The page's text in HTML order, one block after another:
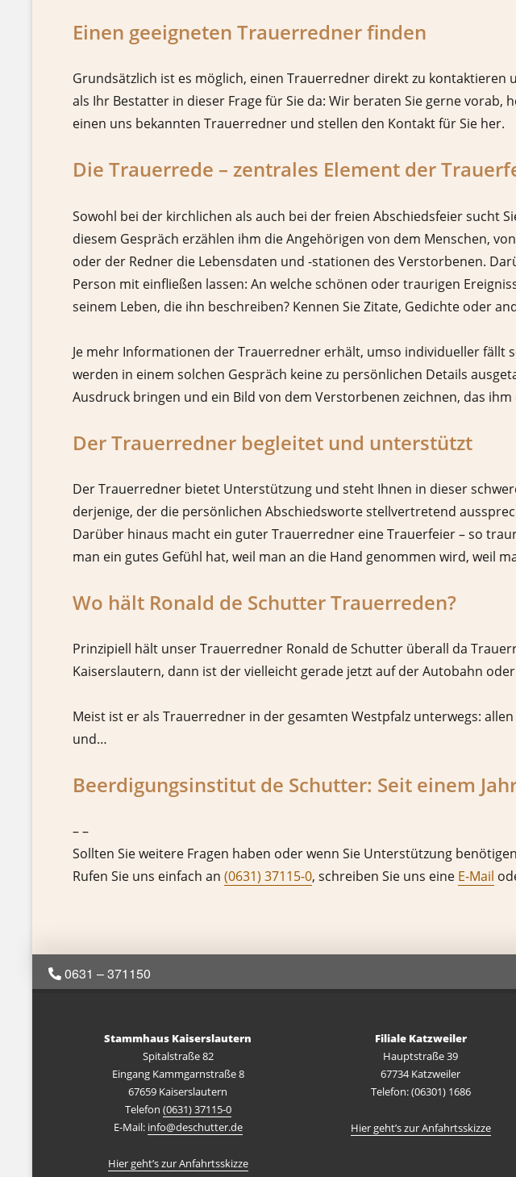
Einen geeigneten Trauerredner finden
Grundsätzlich ist es möglich, einen Trauerredner direkt zu
als Ihr Bestatter in dieser Frage für Sie da: Wir beraten Sie gerne vorab,
einen uns bekannten Trauerredner und stellen den Kontakt für Sie her.
Die Trauerrede – zentrales Element der
Sowohl bei der kirchlichen als auch bei der freien Abschiedsfeier sucht
diesem Gespräch erzählen ihm die Angehörigen von dem Menschen,
oder der Redner die Lebensdaten und -stationen des Verstorbenen.
Person mit einfließen lassen: An welche schönen oder traurigen
seinem Leben, die ihn beschreiben? Kennen Sie Zitate, Gedichte oder
Je mehr Informationen der Trauerredner erhält, umso individueller
werden in einem solchen Gespräch keine zu persönlichen Details
Ausdruck bringen und ein Bild von dem Verstorbenen zeichnen, das
Der Trauerredner begleitet und unterstützt
Der Trauerredner bietet Unterstützung und steht Ihnen in dieser
derjenige, der die persönlichen Abschiedsworte stellvertretend
Darüber hinaus macht ein guter Trauerredner eine Trauerfeier – so
man ein gutes Gefühl hat, weil man an die Hand genommen wird, weil
Wo hält Ronald de Schutter Trauerreden?
Prinzipiell hält unser Trauerredner Ronald de Schutter überall da
Kaiserslautern, dann ist der vielleicht gerade jetzt auf der Autobahn
Meist ist er als Trauerredner in der gesamten Westpfalz unterwegs:
und…
Beerdigungsinstitut de Schutter: Seit einem
– –
Sollten Sie weitere Fragen haben oder wenn Sie Unterstützung
Rufen Sie uns einfach an (0631) 37115-0, schreiben Sie uns eine E-Mail
0631 – 371150
Stammhaus Kaiserslautern
Spitalstraße 82
Eingang Kammgarnstraße 8
67659 Kaiserslautern
Telefon (0631) 37115-0
E-Mail: info@deschutter.de
Hier geht’s zur Anfahrtsskizze
Filiale Katzweiler
Hauptstraße 39
67734 Katzweiler
Telefon: (06301) 1686
Hier geht’s zur Anfahrtsskizze